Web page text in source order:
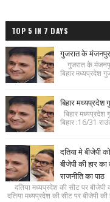
TOP 5 IN 7 DAYS
गुजरात के मंजनपुर
गुजरात के
बिहार मध्यप्रदेश
बिहार
बिहार
बिहार :16/31
दतिया मे बीजेपी
बीजेपी की हार
राजनीति का पाठ
दतिया मध्यप्रदेश की सीट पर बीजेपी
दतिया मध्यप्रदेश की सीट पर बीजेपी की